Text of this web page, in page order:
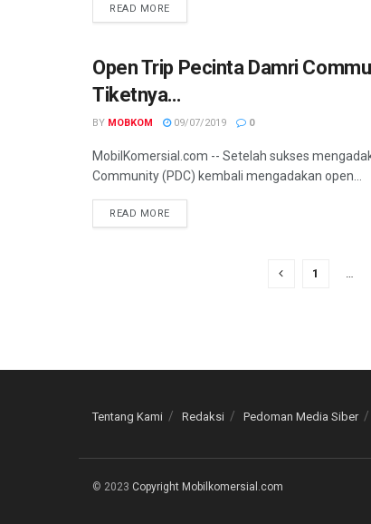
READ MORE
KOMUNITAS
Open Trip Pecinta Damri
Tiketnya…
BY MOBKOM 09/07/2019 0
MobilKomersial.com -- Setelah sukses
Community (PDC) kembali mengadakan open...
READ MORE
1
Tentang Kami Redaksi Pedoman Media Siber
© 2023 Copyright Mobilkomersial.com